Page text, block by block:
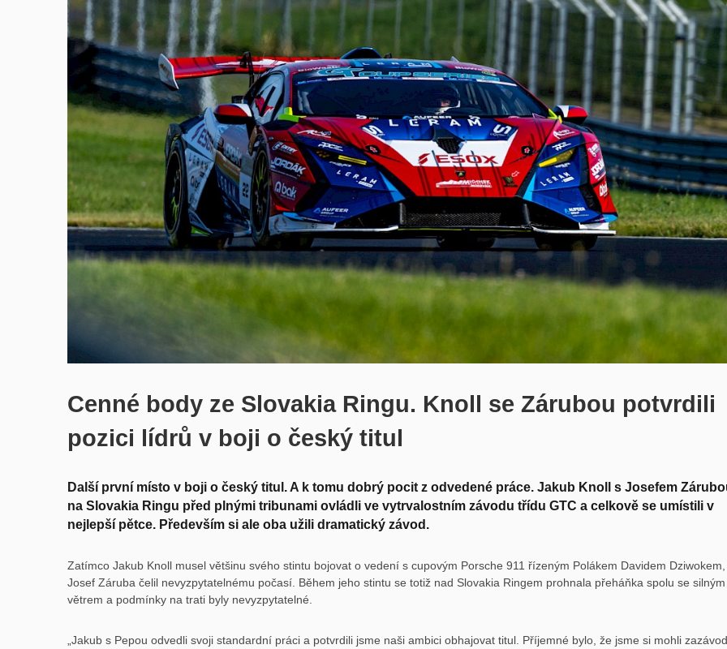
Cenné body ze Slovakia Ringu. Knoll se Zárubou potvrdili
pozici lídrů v boji o český titul
Další první místo v boji o český titul. A k tomu dobrý pocit z odvedené práce. Jakub Knoll s Josefem
na Slovakia Ringu před plnými tribunami ovládli ve vytrvalostním závodu třídu GTC a celkově se umístili v
nejlepší pětce. Především si ale oba užili dramatický závod.
Zatímco Jakub Knoll musel většinu svého stintu bojovat o vedení s cupovým Porsche 911 řízeným Polákem Davidem Dziwokem,
Josef Záruba čelil nevyzpytatelnému počasí. Během jeho stintu se totiž nad Slovakia Ringem prohnala přeháňka spolu se silným
větrem a podmínky na trati byly nevyzpytatelné.
„Jakub s Pepou odvedli svoji standardní práci a potvrdili jsme naši ambici obhajovat titul. Příjemné bylo, že jsme si mohli